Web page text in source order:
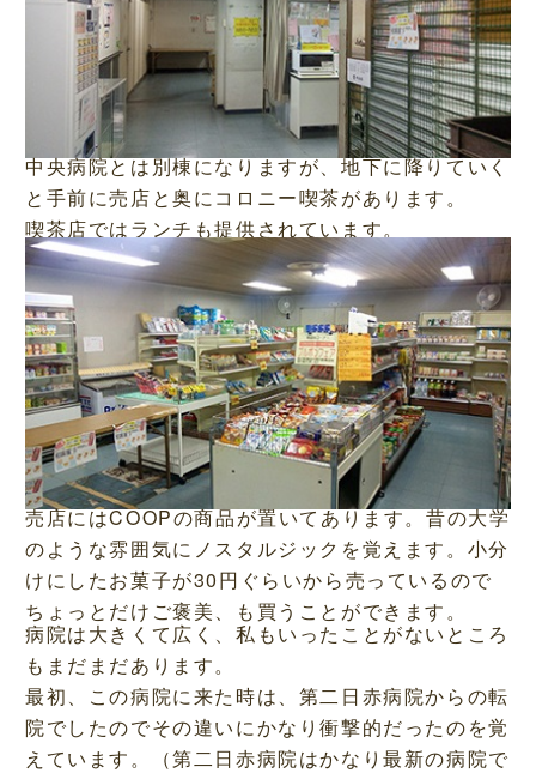
中央病院とは別棟になりますが、地下に降りていく
と手前に売店と奥にコロニー喫茶があります。
喫茶店ではランチも提供されています。
売店にはCOOPの商品が置いてあります。昔の大学
のような雰囲気にノスタルジックを覚えます。小分
けにしたお菓子が30円ぐらいから売っているので
ちょっとだけご褒美、も買うことができます。
病院は大きくて広く、私もいったことがないところ
もまだまだあります。
最初、この病院に来た時は、第二日赤病院からの転
院でしたのでその違いにかなり衝撃的だったのを覚
えています。（第二日赤病院はかなり最新の病院で